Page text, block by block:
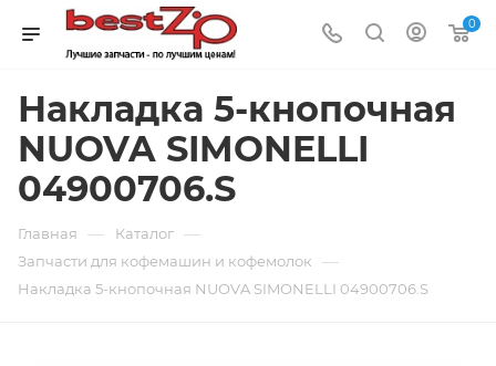
0
Накладка 5-кнопочная
NUOVA SIMONELLI
04900706.S
Главная — Каталог —
Запчасти для кофемашин и кофемолок —
Накладка 5-кнопочная NUOVA SIMONELLI 04900706.S